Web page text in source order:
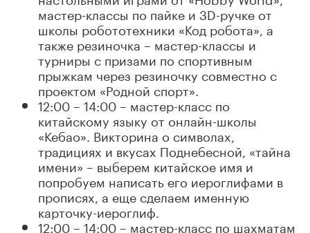
мастер-классы по пайке и 3D-ручке от
школы робототехники «Код робота», а
также резиночка – мастер-классы и
турниры с призами по спортивным
прыжкам через резиночку совместно с
проектом «Родной спорт».
12:00 – 14:00 – мастер-класс по
китайскому языку от онлайн-школы
«Кебао». Викторина о символах,
традициях и вкусах Поднебесной, «тайна
имени» – выберем китайское имя и
попробуем написать его иероглифами в
прописях, а еще сделаем именную
карточку-иероглиф.
12:00 – 14:00 – мастер-класс по шахматам